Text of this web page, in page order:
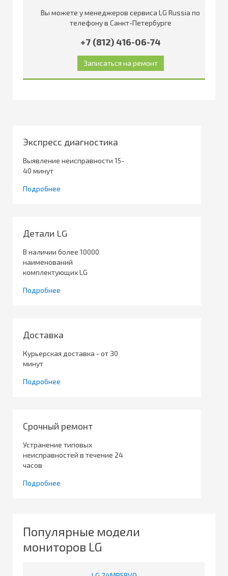
Вы можете у менеджеров сервиса LG Russia по
телефону в Санкт-Петербурге
+7 (812) 416-06-74
Экспресс диагностика
Выявление неисправности 15-
40 минут
Подробнее
Детали LG
В наличии более 10000
наименований
комплектующих LG
Подробнее
Доставка
Курьерская доставка - от 30
минут
Подробнее
Срочный ремонт
Устранение типовых
неисправностей в течение 24
часов
Подробнее
Популярные модели
мониторов LG